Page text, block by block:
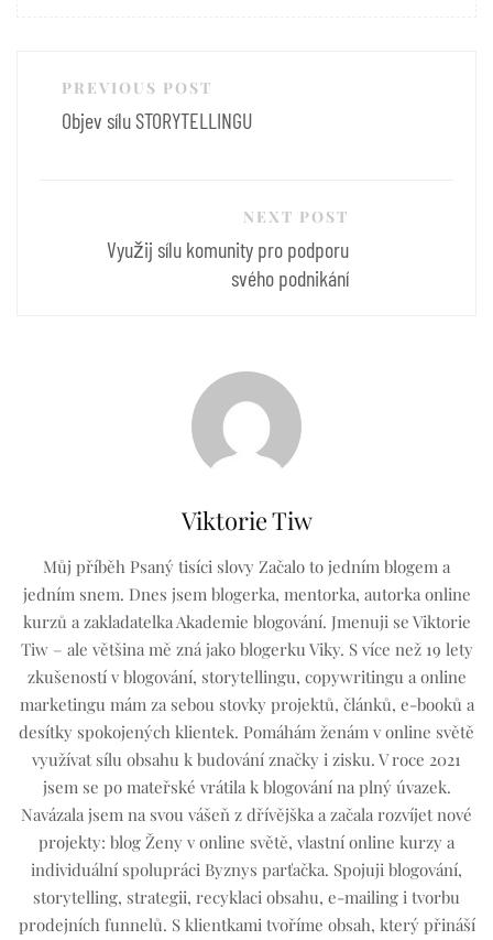
příspěvek
PREVIOUS POST
Objev sílu STORYTELLINGU
NEXT POST
Využij sílu komunity pro podporu
svého podnikání
Viktorie Tiw
Můj příběh Psaný tisíci slovy Začalo to jedním blogem a
jedním snem. Dnes jsem blogerka, mentorka, autorka online
kurzů a zakladatelka Akademie blogování. Jmenuji se Viktorie
Tiw – ale většina mě zná jako blogerku Viky. S více než 19 lety
zkušeností v blogování, storytellingu, copywritingu a online
marketingu mám za sebou stovky projektů, článků, e-booků a
desítky spokojených klientek. Pomáhám ženám v online světě
využívat sílu obsahu k budování značky i zisku. V roce 2021
jsem se po mateřské vrátila k blogování na plný úvazek.
Navázala jsem na svou vášeň z dřívějška a začala rozvíjet nové
projekty: blog Ženy v online světě, vlastní online kurzy a
individuální spolupráci Byznys parťačka. Spojuji blogování,
storytelling, strategii, recyklaci obsahu, e-mailing i tvorbu
prodejních funnelů. S klientkami tvoříme obsah, který přináší